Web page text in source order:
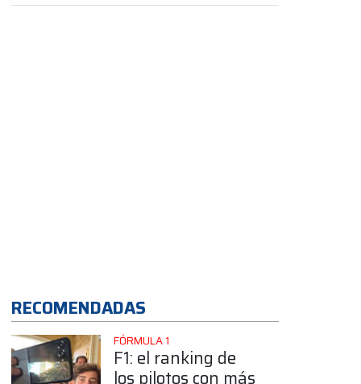
sostener el
RECOMENDADAS
FÓRMULA 1
F1: el ranking de
los pilotos con más